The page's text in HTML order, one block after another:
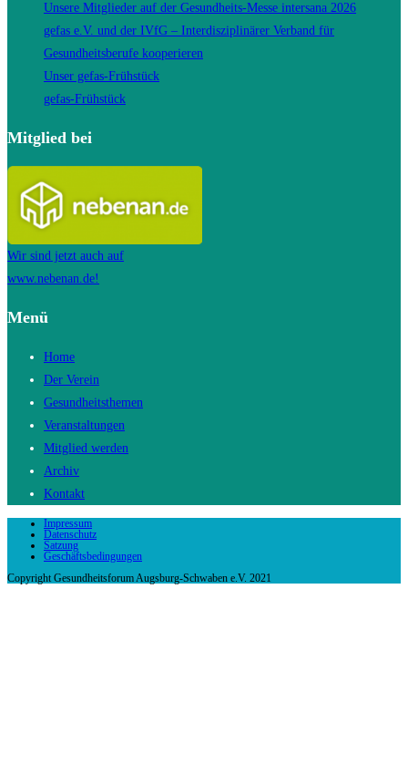
Unsere Mitglieder auf der Gesundheits-Messe intersana 2026
gefas e.V. und der IVfG – Interdisziplinärer Verband für
Gesundheitsberufe kooperieren
Unser gefas-Frühstück
gefas-Frühstück
Mitglied bei
Wir sind jetzt auch auf
www.nebenan.de!
Menü
Home
Der Verein
Gesundheitsthemen
Veranstaltungen
Mitglied werden
Archiv
Kontakt
Impressum
Datenschutz
Satzung
Geschäftsbedingungen
Copyright Gesundheitsforum Augsburg-Schwaben e.V. 2021